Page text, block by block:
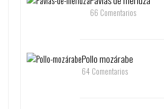
66 Comentarios
Pollo mozárabe
64 Comentarios